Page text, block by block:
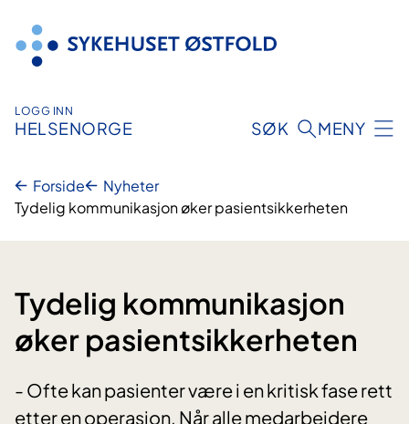
innhold
LOGG INN
HELSENORGE SØK MENY
Forside
Nyheter
Tydelig kommunikasjon øker pasientsikkerheten
Tydelig kommunikasjon
øker pasientsikkerheten
- Ofte kan pasienter være i en kritisk fase rett
etter en operasjon. Når alle medarbeidere